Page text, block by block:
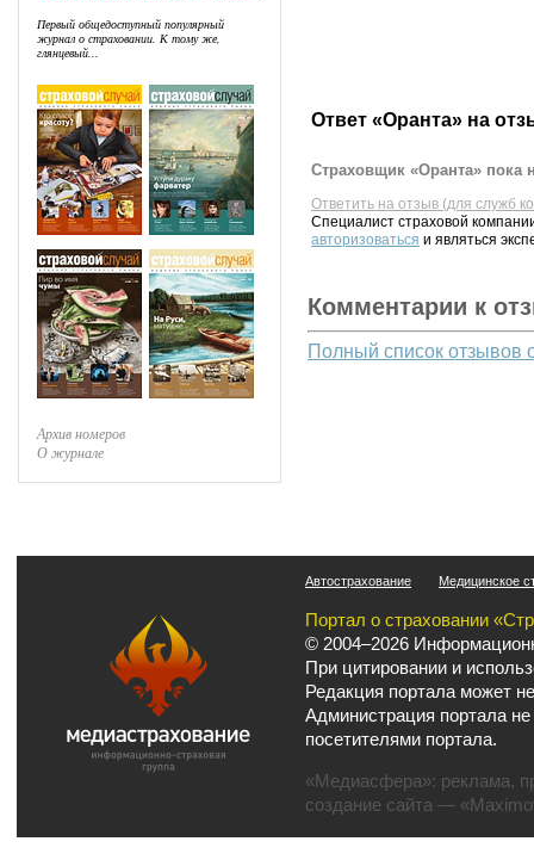
Первый общедоступный популярный
журнал о страховании. К тому же,
глянцевый...
Архив номеров
О журнале
Ответ «Оранта» на
Страховщик «Оранта» пока
Ответить на отзыв (для служб
Специалист страховой
авторизоваться и являться
Комментарии к
Полный список отзывов
Автострахование Медицинское
Портал о страховании
© 2004–2026
При цитировании и
Редакция портала может
Администрация портала
посетителями портала.
«Медиасфера»: реклама,
создание сайта —